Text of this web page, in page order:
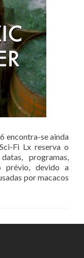
encontra-se ainda
Fi Lx reserva o
programas,
prévio, devido a
por macacos